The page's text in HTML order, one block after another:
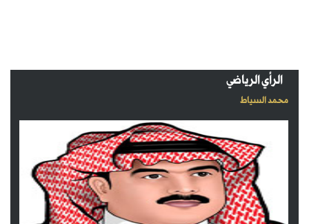
الرأي الرياضي
محمد السياط